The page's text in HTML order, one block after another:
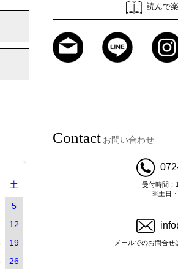
読んで
土
5
12
19
26
Contact お問い合わせ
受付時間：
※土日・
メールでのお問合せ